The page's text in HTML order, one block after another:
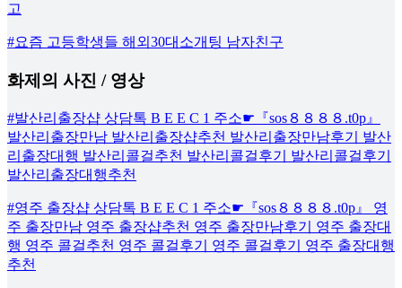
고
#요즘 고등학생들 해외30대소개팅 남자친구
화제의 사진 / 영상
#발산리출장샵 상담톡 B E E C 1 주소☛『sos８８８８.t0p』
발산리출장만남 발산리출장샵추천 발산리출장만남후기 발산
리출장대행 발산리콜걸추천 발산리콜걸후기 발산리콜걸후기
발산리출장대행추천
#영주 출장샵 상담톡 B E E C 1 주소☛『sos８８８８.t0p』 영
주 출장만남 영주 출장샵추천 영주 출장만남후기 영주 출장대
행 영주 콜걸추천 영주 콜걸후기 영주 콜걸후기 영주 출장대행
추천